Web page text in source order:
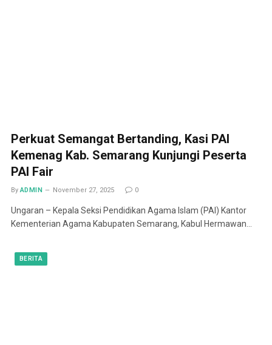
Perkuat Semangat Bertanding, Kasi PAI
Kemenag Kab. Semarang Kunjungi Peserta
PAI Fair
By ADMIN November 27, 2025 0
Ungaran – Kepala Seksi Pendidikan Agama Islam (PAI) Kantor
Kementerian Agama Kabupaten Semarang, Kabul Hermawan…
BERITA